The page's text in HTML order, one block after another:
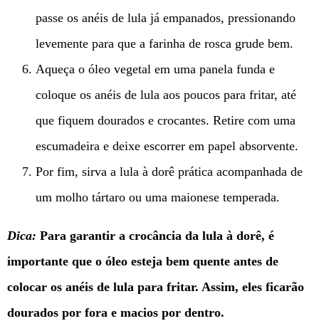
passe os anéis de lula já empanados, pressionando
levemente para que a farinha de rosca grude bem.
Aqueça o óleo vegetal em uma panela funda e
coloque os anéis de lula aos poucos para fritar, até
que fiquem dourados e crocantes. Retire com uma
escumadeira e deixe escorrer em papel absorvente.
Por fim, sirva a lula à dorê prática acompanhada de
um molho tártaro ou uma maionese temperada.
Dica: Para garantir a crocância da lula à dorê, é
importante que o óleo esteja bem quente antes de
colocar os anéis de lula para fritar. Assim, eles ficarão
dourados por fora e macios por dentro.